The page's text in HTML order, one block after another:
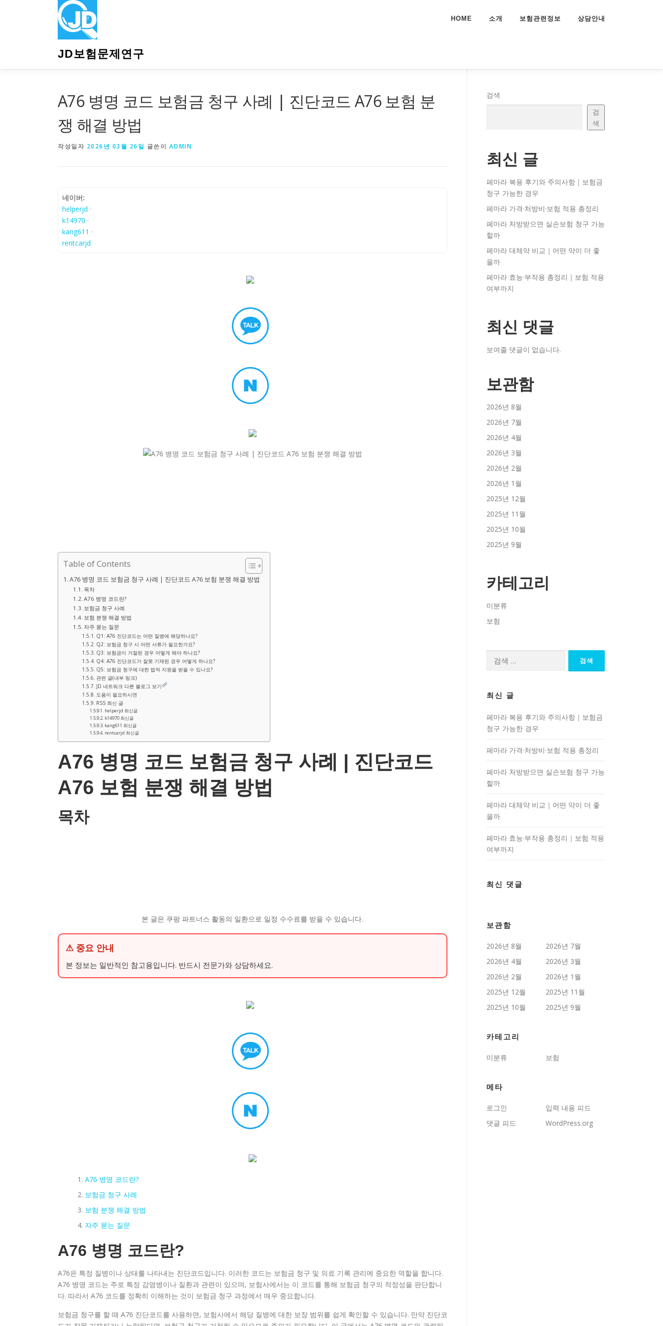
JD보험문제연구
HOME 소개 보험관련정보 상담안내
A76 병명 코드 보험금 청구 사례 | 진단코드 A76 보험 분
쟁 해결 방법
작성일자 2026년 03월 26일 글쓴이 ADMIN
네이버:
helperjd ·
k14970 ·
kang611 ·
rentcarjd
Table of Contents
A76 병명 코드 보험금 청구 사례 | 진단코드 A76 보험 분쟁 해결 방법
목차
A76 병명 코드란?
보험금 청구 사례
보험 분쟁 해결 방법
자주 묻는 질문
Q1: A76 진단코드는 어떤 질병에 해당하나요?
Q2: 보험금 청구 시 어떤 서류가 필요한가요?
Q3: 보험금이 거절된 경우 어떻게 해야 하나요?
Q4: A76 진단코드가 잘못 기재된 경우 어떻게 하나요?
Q5: 보험금 청구에 대한 법적 지원을 받을 수 있나요?
관련 글(내부 링크)
JD 네트워크 다른 블로그 보기
도움이 필요하시면
RSS 최신 글
helperjd 최신글
k14970 최신글
kang611 최신글
rentcarjd 최신글
A76 병명 코드 보험금 청구 사례 | 진단코드
A76 보험 분쟁 해결 방법
목차
본 글은 쿠팡 파트너스 활동의 일환으로 일정 수수료를 받을 수 있습니다.
⚠ 중요 안내
본 정보는 일반적인 참고용입니다. 반드시 전문가와 상담하세요.
A76 병명 코드란?
보험금 청구 사례
보험 분쟁 해결 방법
자주 묻는 질문
A76 병명 코드란?
A76은 특정 질병이나 상태를 나타내는 진단코드입니다. 이러한 코드는 보험금 청구 및 의료 기록 관리에 중요한 역할을 합니다.
A76 병명 코드는 주로 특정 감염병이나 질환과 관련이 있으며, 보험사에서는 이 코드를 통해 보험금 청구의 적정성을 판단합니
다. 따라서 A76 코드를 정확히 이해하는 것이 보험금 청구 과정에서 매우 중요합니다.
보험금 청구를 할 때 A76 진단코드를 사용하면, 보험사에서 해당 질병에 대한 보장 범위를 쉽게 확인할 수 있습니다. 만약 진단코
검색
검
색
최신 글
페마라 복용 후기와 주의사항｜보험금
청구 가능한 경우
페마라 가격·처방비·보험 적용 총정리
페마라 처방받으면 실손보험 청구 가능
할까
페마라 대체약 비교｜어떤 약이 더 좋
을까
페마라 효능·부작용 총정리｜보험 적용
여부까지
최신 댓글
보여줄 댓글이 없습니다.
보관함
2026년 8월
2026년 7월
2026년 4월
2026년 3월
2026년 2월
2026년 1월
2025년 12월
2025년 11월
2025년 10월
2025년 9월
카테고리
미분류
보험
최신 글
페마라 복용 후기와 주의사항｜보험금
청구 가능한 경우
페마라 가격·처방비·보험 적용 총정리
페마라 처방받으면 실손보험 청구 가능
할까
페마라 대체약 비교｜어떤 약이 더 좋
을까
페마라 효능·부작용 총정리｜보험 적용
여부까지
최신 댓글
보관함
2026년 8월
2026년 7월
2026년 4월
2026년 3월
2026년 2월
2026년 1월
2025년 12월
2025년 11월
2025년 10월
2025년 9월
카테고리
미분류 보험
메타
로그인
입력 내용 피드
댓글 피드
WordPress.org